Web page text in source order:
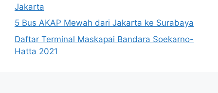
Jakarta
5 Bus AKAP Mewah dari Jakarta ke Surabaya
Daftar Terminal Maskapai Bandara Soekarno-
Hatta 2021